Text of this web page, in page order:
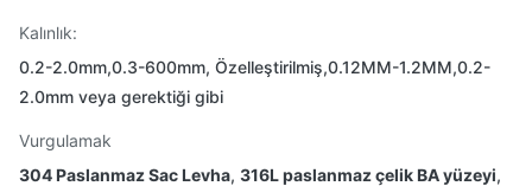
Kalınlık:
0.2-2.0mm,0.3-600mm, Özelleştirilmiş,0.12MM-1.2MM,0.2-
2.0mm veya gerektiği gibi
Vurgulamak
304 Paslanmaz Sac Levha, 316L paslanmaz çelik BA yüzeyi,